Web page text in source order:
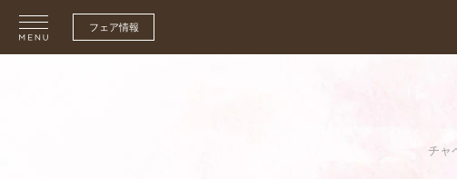
フェア情報
チャ